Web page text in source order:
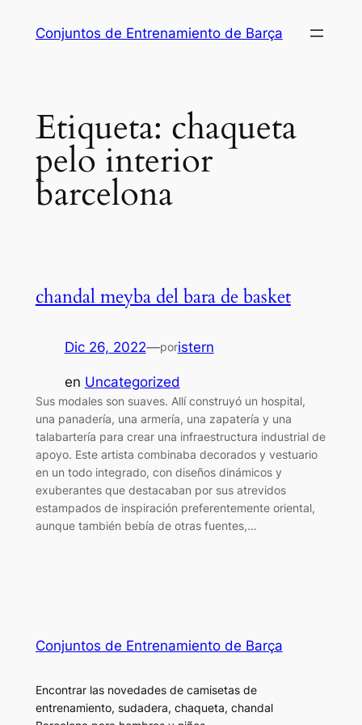
Conjuntos de Entrenamiento de Barça
Etiqueta: chaqueta
pelo interior
barcelona
chandal meyba del bara de basket
Dic 26, 2022—poristern
en Uncategorized
Sus modales son suaves. Allí construyó un hospital,
una panadería, una armería, una zapatería y una
talabartería para crear una infraestructura industrial de
apoyo. Este artista combinaba decorados y vestuario
en un todo integrado, con diseños dinámicos y
exuberantes que destacaban por sus atrevidos
estampados de inspiración preferentemente oriental,
aunque también bebía de otras fuentes,…
Conjuntos de Entrenamiento de Barça
Encontrar las novedades de camisetas de
entrenamiento, sudadera, chaqueta, chandal